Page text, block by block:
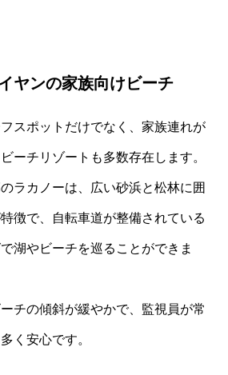
ヤンの家族向けビーチ
スポットだけでなく、家族連れが
ーチリゾートも多数存在します。
ラカノーは、広い砂浜と松林に囲
徴で、自転車道が整備されている
湖やビーチを巡ることができま
チの傾斜が緩やかで、監視員が常
く安心です。